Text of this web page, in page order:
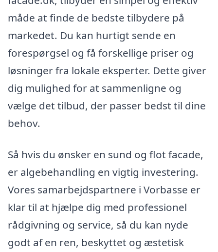
måde at finde de bedste tilbydere på
markedet. Du kan hurtigt sende en
forespørgsel og få forskellige priser og
løsninger fra lokale eksperter. Dette giver
dig mulighed for at sammenligne og
vælge det tilbud, der passer bedst til dine
behov.
Så hvis du ønsker en sund og flot facade,
er algebehandling en vigtig investering.
Vores samarbejdspartnere i Vorbasse er
klar til at hjælpe dig med professionel
rådgivning og service, så du kan nyde
godt af en ren, beskyttet og æstetisk